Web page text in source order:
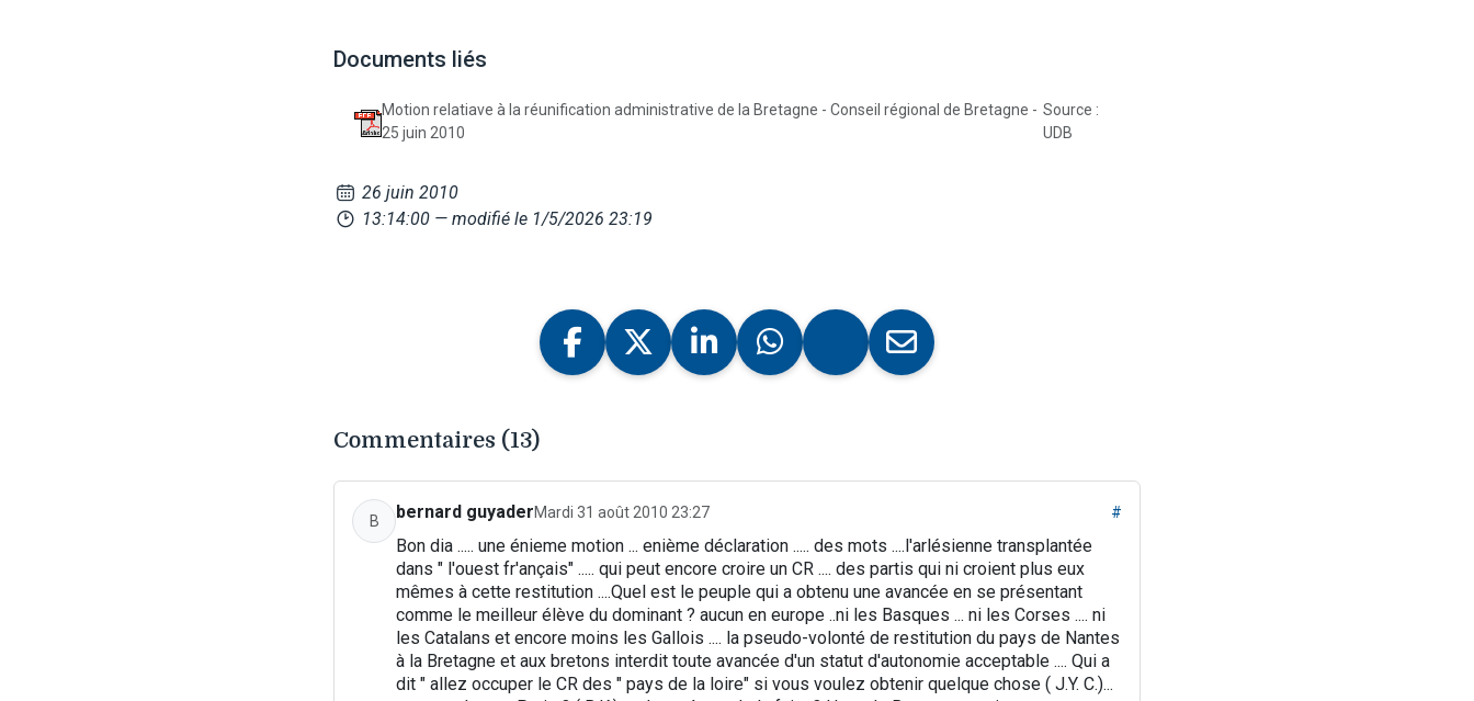
Documents liés
Motion relatiave à la réunification administrative de la Bretagne - Conseil régional de Bretagne -
25 juin 2010
Source :
UDB
26 juin 2010
13:14:00 — modifié le 1/5/2026 23:19
Commentaires (13)
B bernard guyaderMardi 31 août 2010 23:27 #
Bon dia ..... une énieme motion ... enième déclaration ..... des mots ....l'arlésienne transplantée
dans " l'ouest fr'ançais" ..... qui peut encore croire un CR .... des partis qui ni croient plus eux
mêmes à cette restitution ....Quel est le peuple qui a obtenu une avancée en se présentant
comme le meilleur élève du dominant ? aucun en europe ..ni les Basques ... ni les Corses .... ni
les Catalans et encore moins les Gallois .... la pseudo-volonté de restitution du pays de Nantes
à la Bretagne et aux bretons interdit toute avancée d'un statut d'autonomie acceptable .... Qui a
dit " allez occuper le CR des " pays de la loire" si vous voulez obtenir quelque chose ( J.Y. C.)...